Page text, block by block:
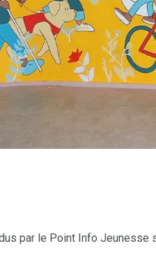
par le Point Info Jeunesse